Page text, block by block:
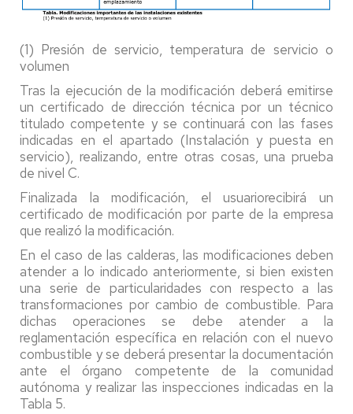
(1) Presión de servicio, temperatura de servicio o
volumen
Tras la ejecución de la modificación deberá emitirse
un certificado de dirección técnica por un técnico
titulado competente y se continuará con las fases
indicadas en el apartado (Instalación y puesta en
servicio), realizando, entre otras cosas, una prueba
de nivel C.
Finalizada la modificación, el usuariorecibirá un
certificado de modificación por parte de la empresa
que realizó la modificación.
En el caso de las calderas, las modificaciones deben
atender a lo indicado anteriormente, si bien existen
una serie de particularidades con respecto a las
transformaciones por cambio de combustible. Para
dichas operaciones se debe atender a la
reglamentación específica en relación con el nuevo
combustible y se deberá presentar la documentación
ante el órgano competente de la comunidad
autónoma y realizar las inspecciones indicadas en la
Tabla 5.